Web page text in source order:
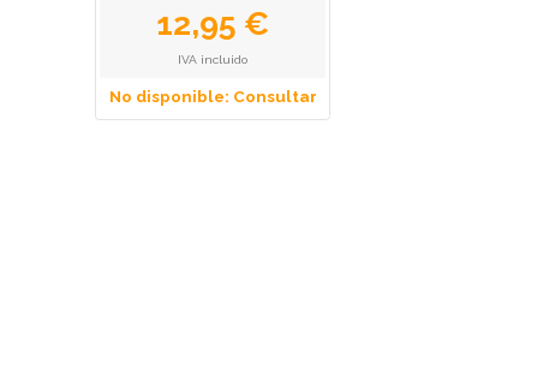
12,95 €
IVA incluido
No disponible: Consultar